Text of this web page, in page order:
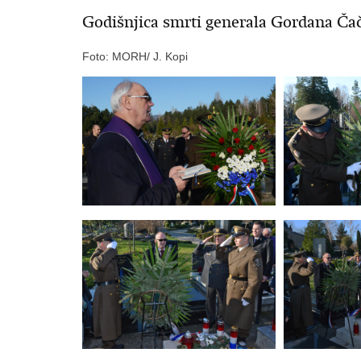
Godišnjica smrti generala Gordana
Foto: MORH/ J. Kopi